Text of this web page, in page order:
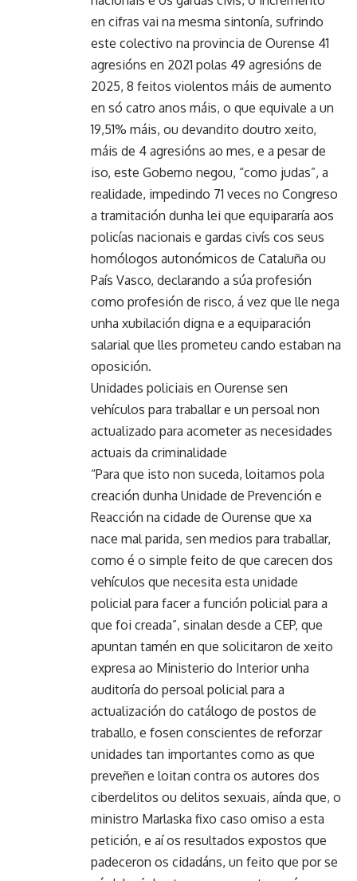
en cifras vai na mesma sintonía, sufrindo
este colectivo na provincia de Ourense 41
agresións en 2021 polas 49 agresións de
2025, 8 feitos violentos máis de aumento
en só catro anos máis, o que equivale a un
19,51% máis, ou devandito doutro xeito,
máis de 4 agresións ao mes, e a pesar de
iso, este Goberno negou, “como judas”, a
realidade, impedindo 71 veces no Congreso
a tramitación dunha lei que equipararía aos
policías nacionais e gardas civís cos seus
homólogos autonómicos de Cataluña ou
País Vasco, declarando a súa profesión
como profesión de risco, á vez que lle nega
unha xubilación digna e a equiparación
salarial que lles prometeu cando estaban na
oposición.
Unidades policiais en Ourense sen
vehículos para traballar e un persoal non
actualizado para acometer as necesidades
actuais da criminalidade
“Para que isto non suceda, loitamos pola
creación dunha Unidade de Prevención e
Reacción na cidade de Ourense que xa
nace mal parida, sen medios para traballar,
como é o simple feito de que carecen dos
vehículos que necesita esta unidade
policial para facer a función policial para a
que foi creada”, sinalan desde a CEP, que
apuntan tamén en que solicitaron de xeito
expresa ao Ministerio do Interior unha
auditoría do persoal policial para a
actualización do catálogo de postos de
traballo, e fosen conscientes de reforzar
unidades tan importantes como as que
preveñen e loitan contra os autores dos
ciberdelitos ou delitos sexuais, aínda que, o
ministro Marlaska fixo caso omiso a esta
petición, e aí os resultados expostos que
padeceron os cidadáns, un feito que por se